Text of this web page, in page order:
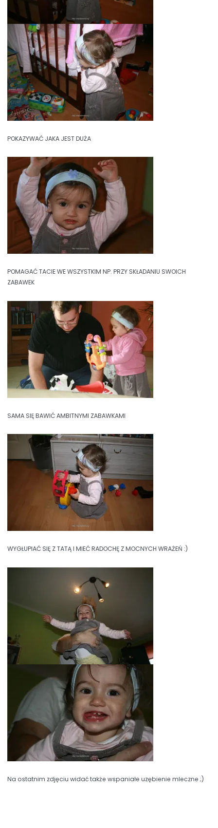
POKAZYWAĆ JAKA JEST DUŻA
POMAGAĆ TACIE WE WSZYSTKIM NP. PRZY SKŁADANIU SWOICH
ZABAWEK
SAMA SIĘ BAWIĆ AMBITNYMI ZABAWKAMI
WYGŁUPIAĆ SIĘ Z TATĄ I MIEĆ RADOCHĘ Z MOCNYCH WRAŻEŃ :)
Na ostatnim zdjęciu widać także wspaniałe uzębienie mleczne ;)